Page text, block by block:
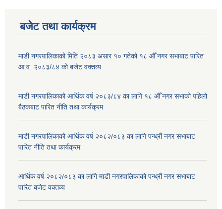
बजेट तथा कार्यक्रम
माडी नगरपालिकाको मिति २०८३ असार १० गतेको १८ औँ नगर सभाबाट पारित
आ.व. २०८३/८४ को बजेट वक्तव्य
माडी नगरपालिकाको आर्थिक वर्ष २०८३/८४ का लागि १८ औँ नगर सभाको पहिलो
बैठकबाट पारित नीति तथा कार्यक्रम
माडी नगरपालिकाको आर्थिक वर्ष २०८२/०८३ का लागि पन्ध्रौं नगर सभाबाट
पारित नीति तथा कार्यक्रम
आर्थिक वर्ष २०८२/०८३ का लागि माडी नगरपालिकाको पन्ध्रौं नगर सभाबाट
पारित बजेट वक्तव्य